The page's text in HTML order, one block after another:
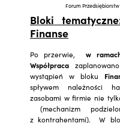
Forum Przedsiębiorstw
Bloki
Finanse
Po przerwie, w
Współpraca
wystąpień w bloku
spływem należności
zasobami w firmie nie
(mechanizm
z kontrahentami). W